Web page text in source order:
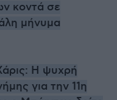
κοντά σε
μήνυμα
Η ψυχρή
για την 11η